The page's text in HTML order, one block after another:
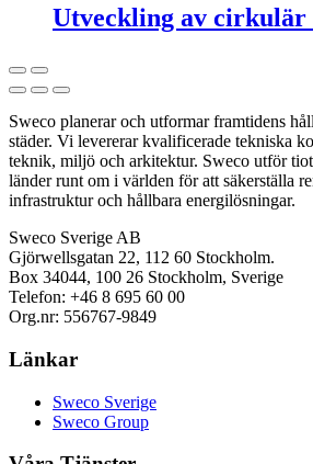
Utveckling av cirkulär
Sweco planerar och utformar framtidens
städer. Vi levererar kvalificerade tekniska
teknik, miljö och arkitektur. Sweco utför
länder runt om i världen för att säkerställa
infrastruktur och hållbara energilösningar.
Sweco Sverige AB
Gjörwellsgatan 22, 112 60 Stockholm.
Box 34044, 100 26 Stockholm, Sverige
Telefon: +46 8 695 60 00
Org.nr: 556767-9849
Länkar
Sweco Sverige
Sweco Group